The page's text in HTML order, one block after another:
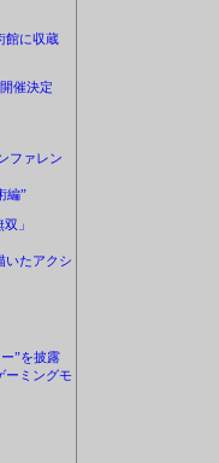
館に収蔵
催決定
ファレン
編”
」
いたアクシ
”を披露
ーミングモ